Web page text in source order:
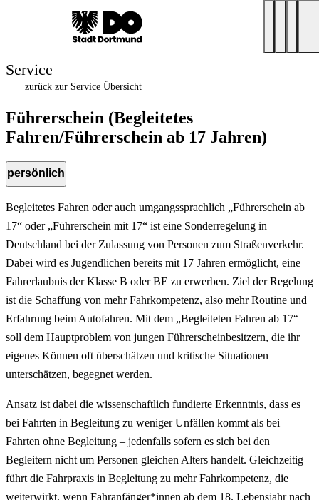
Service
zurück zur Service Übersicht
Führerschein (Begleitetes
Fahren/Führerschein ab 17 Jahren)
persönlich
Begleitetes Fahren oder auch umgangssprachlich „Führerschein ab
17“ oder „Führerschein mit 17“ ist eine Sonderregelung in
Deutschland bei der Zulassung von Personen zum Straßenverkehr.
Dabei wird es Jugendlichen bereits mit 17 Jahren ermöglicht, eine
Fahrerlaubnis der Klasse B oder BE zu erwerben. Ziel der Regelung
ist die Schaffung von mehr Fahrkompetenz, also mehr Routine und
Erfahrung beim Autofahren. Mit dem „Begleiteten Fahren ab 17“
soll dem Hauptproblem von jungen Führerscheinbesitzern, die ihr
eigenes Können oft überschätzen und kritische Situationen
unterschätzen, begegnet werden.
Ansatz ist dabei die wissenschaftlich fundierte Erkenntnis, dass es
bei Fahrten in Begleitung zu weniger Unfällen kommt als bei
Fahrten ohne Begleitung – jedenfalls sofern es sich bei den
Begleitern nicht um Personen gleichen Alters handelt. Gleichzeitig
führt die Fahrpraxis in Begleitung zu mehr Fahrkompetenz, die
weiterwirkt, wenn Fahranfänger*innen ab dem 18. Lebensjahr nach